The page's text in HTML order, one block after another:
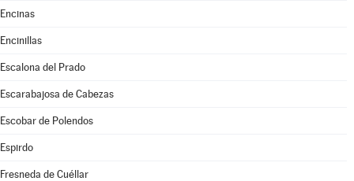
Encinas
Encinillas
Escalona del Prado
Escarabajosa de Cabezas
Escobar de Polendos
Espirdo
Fresneda de Cuéllar